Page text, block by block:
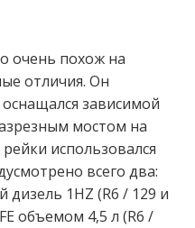
очень похож на
отличия. Он
зависимой
мостом на
использовался
всего два:
1HZ (R6 / 129 и
объемом 4,5 л (R6 /